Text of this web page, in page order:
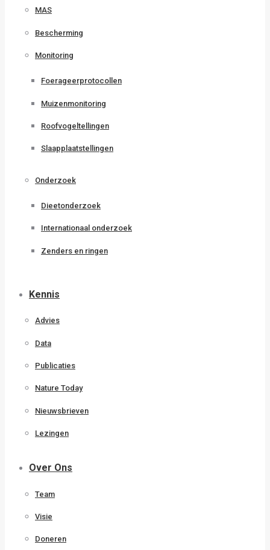
MAS
Bescherming
Monitoring
Foerageerprotocollen
Muizenmonitoring
Roofvogeltellingen
Slaapplaatstellingen
Onderzoek
Dieetonderzoek
Internationaal onderzoek
Zenders en ringen
Kennis
Advies
Data
Publicaties
Nature Today
Nieuwsbrieven
Lezingen
Over Ons
Team
Visie
Doneren